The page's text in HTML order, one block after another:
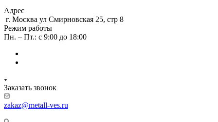
Адрес
г. Москва ул Смирновская 25, стр 8
Режим работы
Пн. – Пт.: с 9:00 до 18:00
Заказать звонок
zakaz@metall-ves.ru